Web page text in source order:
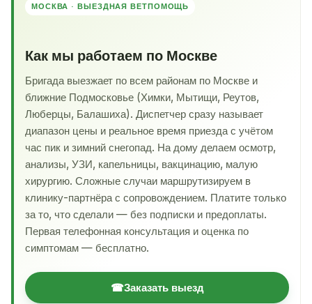
МОСКВА · ВЫЕЗДНАЯ ВЕТПОМОЩЬ
Как мы работаем по Москве
Бригада выезжает по всем районам по Москве и
ближние Подмосковье (Химки, Мытищи, Реутов,
Люберцы, Балашиха). Диспетчер сразу называет
диапазон цены и реальное время приезда с учётом
час пик и зимний снегопад. На дому делаем осмотр,
анализы, УЗИ, капельницы, вакцинацию, малую
хирургию. Сложные случаи маршрутизируем в
клинику-партнёра с сопровождением. Платите только
за то, что сделали — без подписки и предоплаты.
Первая телефонная консультация и оценка по
симптомам — бесплатно.
☎Заказать выезд